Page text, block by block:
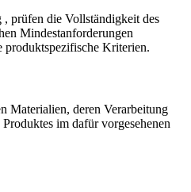
prüfen die Vollständigkeit des
Mindestanforderungen
produktspezifische Kriterien.
Materialien, deren Verarbeitung
im dafür vorgesehenen